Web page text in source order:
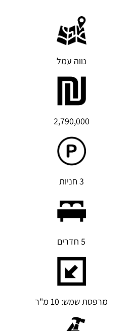
נווה עמל
2,790,000
3 חניות
5 חדרים
מרפסת שמש: 10 מ"ר